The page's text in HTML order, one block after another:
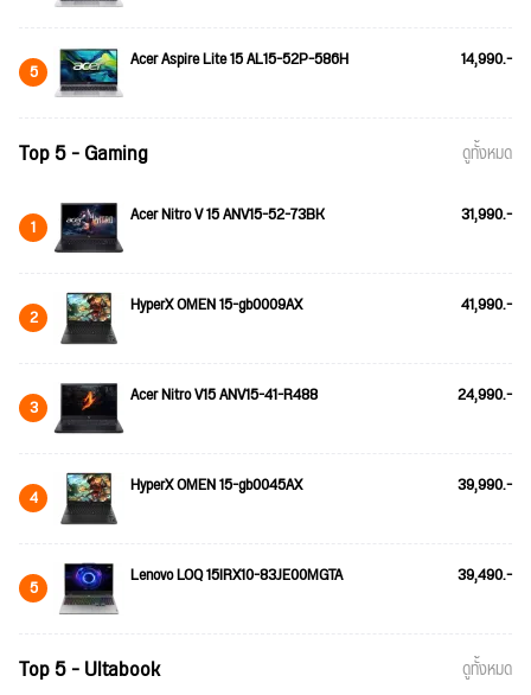
5 Acer Aspire Lite 15 AL15-52P-586H 14,990.-
Top 5 - Gaming ดูทั้งหมด
1 Acer Nitro V 15 ANV15-52-73BK 31,990.-
2 HyperX OMEN 15-gb0009AX 41,990.-
3 Acer Nitro V15 ANV15-41-R488 24,990.-
4 HyperX OMEN 15-gb0045AX 39,990.-
5 Lenovo LOQ 15IRX10-83JE00MGTA 39,490.-
Top 5 - Ultabook ดูทั้งหมด